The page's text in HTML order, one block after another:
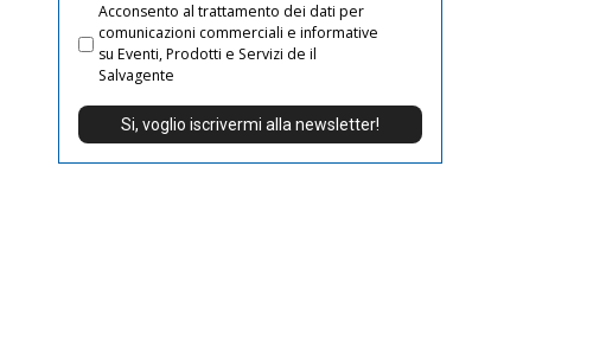
Acconsento al trattamento dei dati per
comunicazioni commerciali e informative
su Eventi, Prodotti e Servizi de il
Salvagente